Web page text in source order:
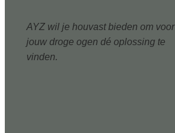
AYZ wil je houvast bieden om voor
jouw droge ogen dé oplossing te
vinden.